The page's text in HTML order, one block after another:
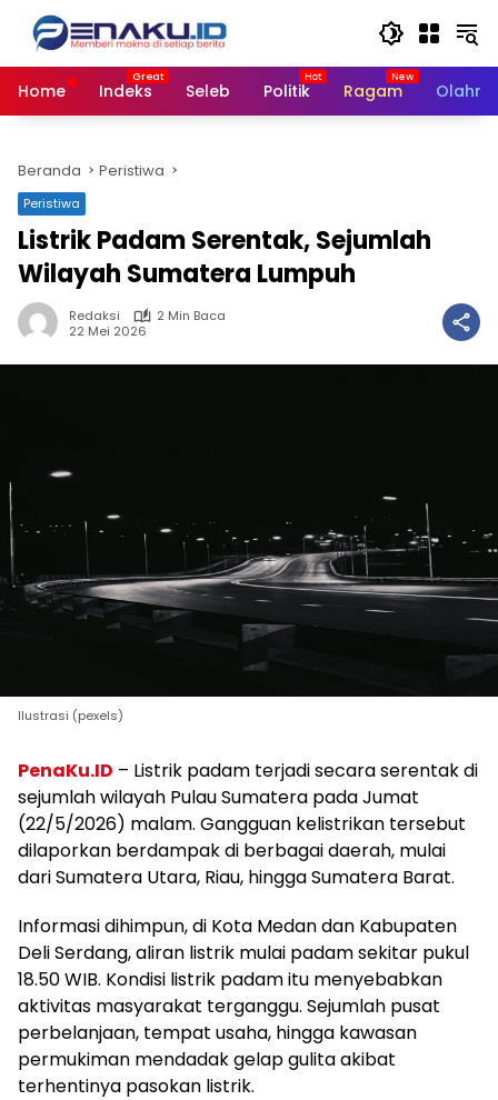
Langsung
konten
Home
Indeks Seleb Politik Ragam
Beranda Peristiwa
Peristiwa
Listrik Padam Serentak, Sejumlah
Wilayah Sumatera Lumpuh
Redaksi
2 Min Baca
22 Mei 2026
Ilustrasi (pexels)
PenaKu.ID – Listrik padam terjadi secara serentak di
sejumlah wilayah Pulau Sumatera pada Jumat
(22/5/2026) malam. Gangguan kelistrikan tersebut
dilaporkan berdampak di berbagai daerah, mulai
dari Sumatera Utara, Riau, hingga Sumatera Barat.
Informasi dihimpun, di Kota Medan dan Kabupaten
Deli Serdang, aliran listrik mulai padam sekitar pukul
18.50 WIB. Kondisi listrik padam itu menyebabkan
aktivitas masyarakat terganggu. Sejumlah pusat
perbelanjaan, tempat usaha, hingga kawasan
permukiman mendadak gelap gulita akibat
terhentinya pasokan listrik.